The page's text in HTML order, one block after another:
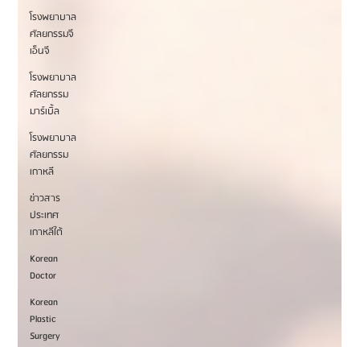
โรงพยาบาล
ศัลยกรรมจี
เอ็นจี
โรงพยาบาล
ศัลยกรรม
มาร์เบิ้ล
โรงพยาบาล
ศัลยกรรม
เกาหลี
ข่าวสาร
ประเทศ
เกาหลีใต้
Korean
Doctor
Korean
Plastic
Surgery